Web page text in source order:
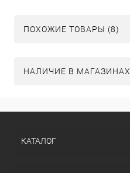
ПОХОЖИЕ ТОВАРЫ (8)
НАЛИЧИЕ В МАГАЗИНАХ
КАТАЛОГ